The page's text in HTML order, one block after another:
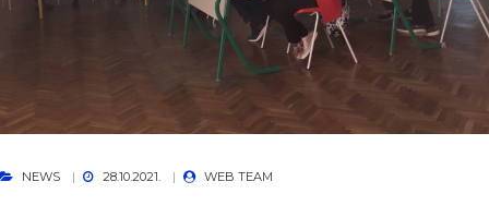
NEWS 28.10.2021. WEB TEAM